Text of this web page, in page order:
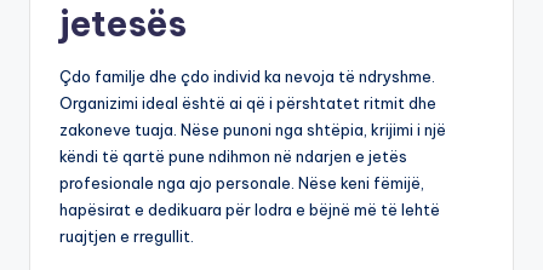
jetesës
Çdo familje dhe çdo individ ka nevoja të ndryshme.
Organizimi ideal është ai që i përshtatet ritmit dhe
zakoneve tuaja. Nëse punoni nga shtëpia, krijimi i një
këndi të qartë pune ndihmon në ndarjen e jetës
profesionale nga ajo personale. Nëse keni fëmijë,
hapësirat e dedikuara për lodra e bëjnë më të lehtë
ruajtjen e rregullit.